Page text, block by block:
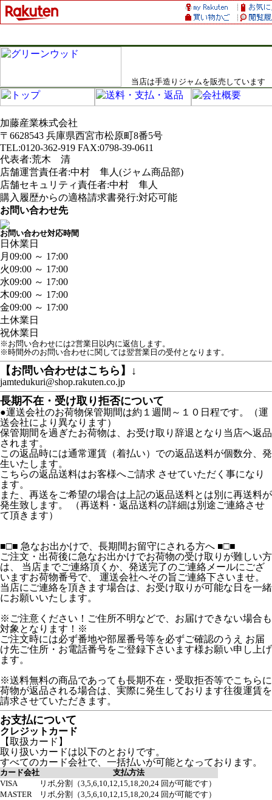
当店は手造りジャムを販売しています
加藤産業株式会社
〒6628543 兵庫県西宮市松原町8番5号
TEL:0120-362-919 FAX:0798-39-0611
代表者:荒木 清
店舗運営責任者:中村 隼人(ジャム商品部)
店舗セキュリティ責任者:中村 隼人
購入履歴からの適格請求書発行:対応可能
お問い合わせ先
お問い合わせ対応時間
日 休業日
月 09:00 ～ 17:00
火09:00 ～ 17:00
水09:00 ～ 17:00
木09:00 ～ 17:00
金09:00 ～ 17:00
土休業日
祝休業日
※お問い合わせには2営業日以内に返信します。
※時間外のお問い合わせに関しては翌営業日の受付となります。
【お問い合わせはこちら】↓
jamtedukuri@shop.rakuten.co.jp
長期不在・受け取り拒否について
●運送会社のお荷物保管期間は約１週間～１０日程です。（運
送会社により異なります）
保管期間を過ぎたお荷物は、お受け取り辞退となり当店へ返品
されます。
この返品時には通常運賃（着払い）での返品送料が個数分、発
生いたします。
こちらの返品送料はお客様へご請求 させていただく事になり
ます。
また、再送をご希望の場合は上記の返品送料とは別に再送料が
発生致します。 （再送料・返品送料の詳細は別途ご連絡させ
て頂きます）
■□■ 急なお出かけで、長期間お留守にされる方へ ■□■
ご注文・出荷後に急なお出かけでお荷物の受け取りが難しい方
は、 当店までご連絡頂くか、発送完了のご連絡メールにござ
いますお荷物番号で、 運送会社へその旨ご連絡下さいませ。
当店にご連絡を頂きます場合は、お受け取りが可能な日を一緒
にお願いいたします。
※ご注意ください！ご住所不明などで、お届けできない場合も
対象となります！※
ご注文時には必ず番地や部屋番号等を必ずご確認のうえ お届
け先ご住所・お電話番号をご登録下さいます様お願い申し上げ
ます。
※送料無料の商品であっても長期不在・受取拒否等でこちらに
荷物が返品される場合は、実際に発生しております往復運賃を
請求させていただきます。
お支払について
クレジットカード
【取扱カード】
取り扱いカードは以下のとおりです。
すべてのカード会社で、一括払いが可能となっております。
カード会社
支払方法
VISA
リボ,分割（3,5,6,10,12,15,18,20,24 回が可能です）
MASTER
リボ,分割（3,5,6,10,12,15,18,20,24 回が可能です）